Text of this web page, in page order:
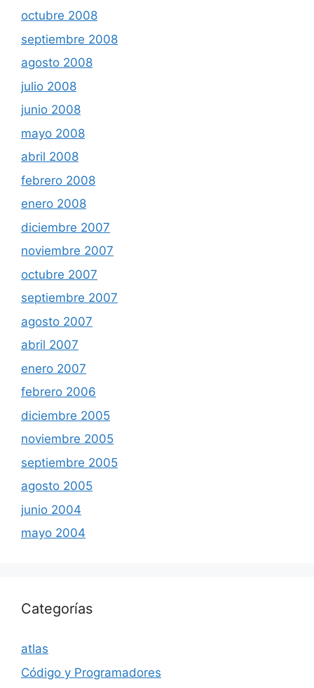
octubre 2008
septiembre 2008
agosto 2008
julio 2008
junio 2008
mayo 2008
abril 2008
febrero 2008
enero 2008
diciembre 2007
noviembre 2007
octubre 2007
septiembre 2007
agosto 2007
abril 2007
enero 2007
febrero 2006
diciembre 2005
noviembre 2005
septiembre 2005
agosto 2005
junio 2004
mayo 2004
Categorías
atlas
Código y Programadores